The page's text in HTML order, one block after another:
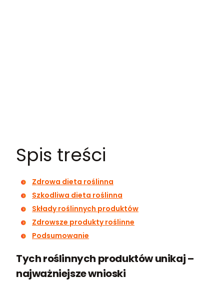
Spis treści
Zdrowa dieta roślinna
Szkodliwa dieta roślinna
Składy roślinnych produktów
Zdrowsze produkty roślinne
Podsumowanie
Tych roślinnych produktów unikaj –
najważniejsze wnioski